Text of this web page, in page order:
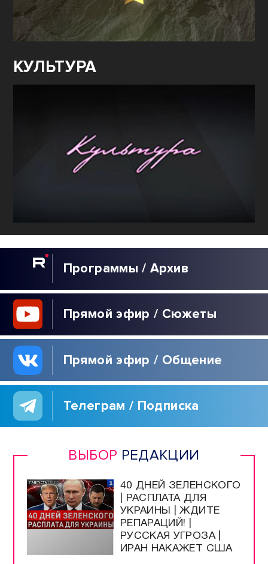
Программы / Архив
Прямой эфир / Сюжеты
Прямой эфир / Общение
Телеграм / Подписка
ВЫБОР РЕДАКЦИИ
40 ДНЕЙ ЗЕЛЕНСКОГО
| РАСПЛАТА ДЛЯ
УКРАИНЫ | ЖДИТЕ
РЕПАРАЦИЙ! |
РУССКАЯ УГРОЗА |
ИРАН НАКАЖЕТ США
КУЛЬТУРА